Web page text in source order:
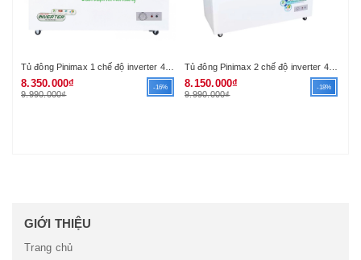
Tủ đông Pinimax 1 chế độ inverter 490lit PNM49A4KD
8.350.000₫
9.990.000₫
-16%
Tủ đông Pinimax 2 chế độ inverter 490lit PNM49WF3
8.150.000₫
9.990.000₫
-18%
GIỚI THIỆU
Trang chủ